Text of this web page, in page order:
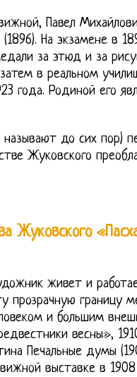
Павел
На экзамене в
за этюд и за
в реальном
года. Родиной его
до сих пор)
Жуковского
Жуковского
живет и
прозрачную границу
и большим
весны»,
Печальные думы
выставке в